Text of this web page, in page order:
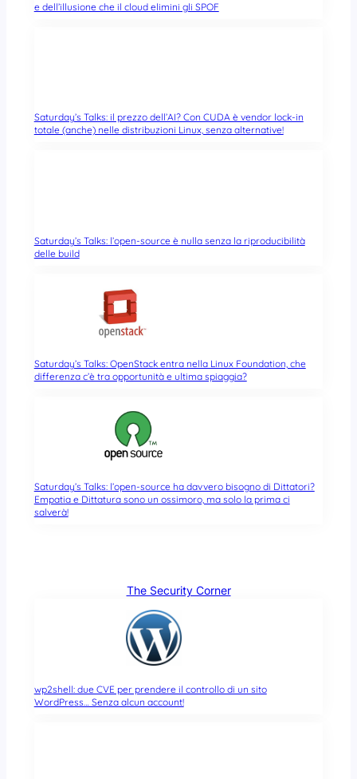
e dell’illusione che il cloud elimini gli SPOF
Saturday’s Talks: il prezzo dell’AI? Con CUDA è vendor lock-in
totale (anche) nelle distribuzioni Linux, senza alternative!
Saturday’s Talks: l’open-source è nulla senza la riproducibilità
delle build
Saturday’s Talks: OpenStack entra nella Linux Foundation, che
differenza c’è tra opportunità e ultima spiaggia?
Saturday’s Talks: l’open-source ha davvero bisogno di Dittatori?
Empatia e Dittatura sono un ossimoro, ma solo la prima ci
salverà!
The Security Corner
wp2shell: due CVE per prendere il controllo di un sito
WordPress… Senza alcun account!